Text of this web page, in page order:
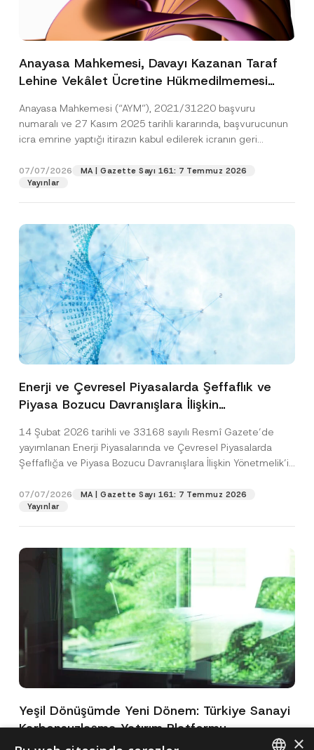
Anayasa Mahkemesi, Davayı Kazanan Taraf
Lehine Vekâlet Ücretine Hükmedilmemesi
Edildiğine Karar Verdi
Anayasa Mahkemesi (“AYM”), 2021/31220 başvuru
numaralı ve 27 Kasım 2025 tarihli kararında, başvurucunun
icra emrine yaptığı itirazın kabul edilerek icranın geri
07/07/2026
MA | Gazette Sayı 161: 7 Temmuz 2026
Yayınlar
Enerji ve Çevresel Piyasalarda Şeffaflık ve
Piyasa Bozucu Davranışlara İlişkin
14 Şubat 2026 tarihli ve 33168 sayılı Resmî Gazete’de
yayımlanan Enerji Piyasalarında ve Çevresel Piyasalarda
Şeffaflığa ve Piyasa Bozucu Davranışlara İlişkin Yönetmelik’in
07/07/2026
MA | Gazette Sayı 161: 7 Temmuz 2026
Yayınlar
Yeşil Dönüşümde Yeni Dönem: Türkiye Sanayi
Karbonsuzlaşma Yatırım Platformu
Oluşturuldu
×